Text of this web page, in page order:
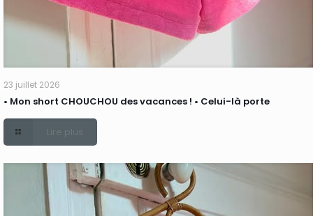
23 juillet 2026
• Mon short CHOUCHOU des vacances ! • Celui-là porte
Lire plus